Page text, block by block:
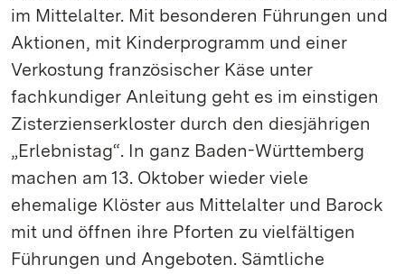
im Mittelalter. Mit besonderen Führungen und
Aktionen, mit Kinderprogramm und einer
Verkostung französischer Käse unter
fachkundiger Anleitung geht es im einstigen
Zisterzienserkloster durch den diesjährigen
„Erlebnistag“. In ganz Baden-Württemberg
machen am 13. Oktober wieder viele
ehemalige Klöster aus Mittelalter und Barock
mit und öffnen ihre Pforten zu vielfältigen
Führungen und Angeboten. Sämtliche